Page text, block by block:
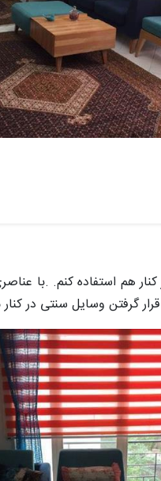
هم استفاده کنم. .با
گرفتن وسایل سنتی در کنار